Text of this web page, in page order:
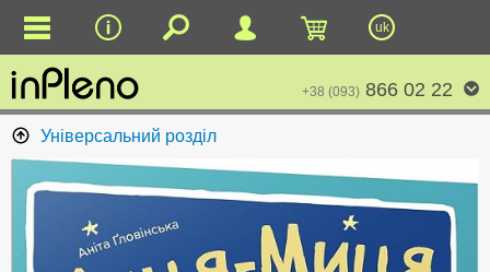
uk
+38 (093) 866 02 22
Універсальний розділ